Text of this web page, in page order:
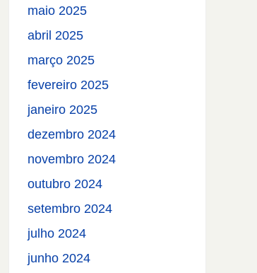
maio 2025
abril 2025
março 2025
fevereiro 2025
janeiro 2025
dezembro 2024
novembro 2024
outubro 2024
setembro 2024
julho 2024
junho 2024